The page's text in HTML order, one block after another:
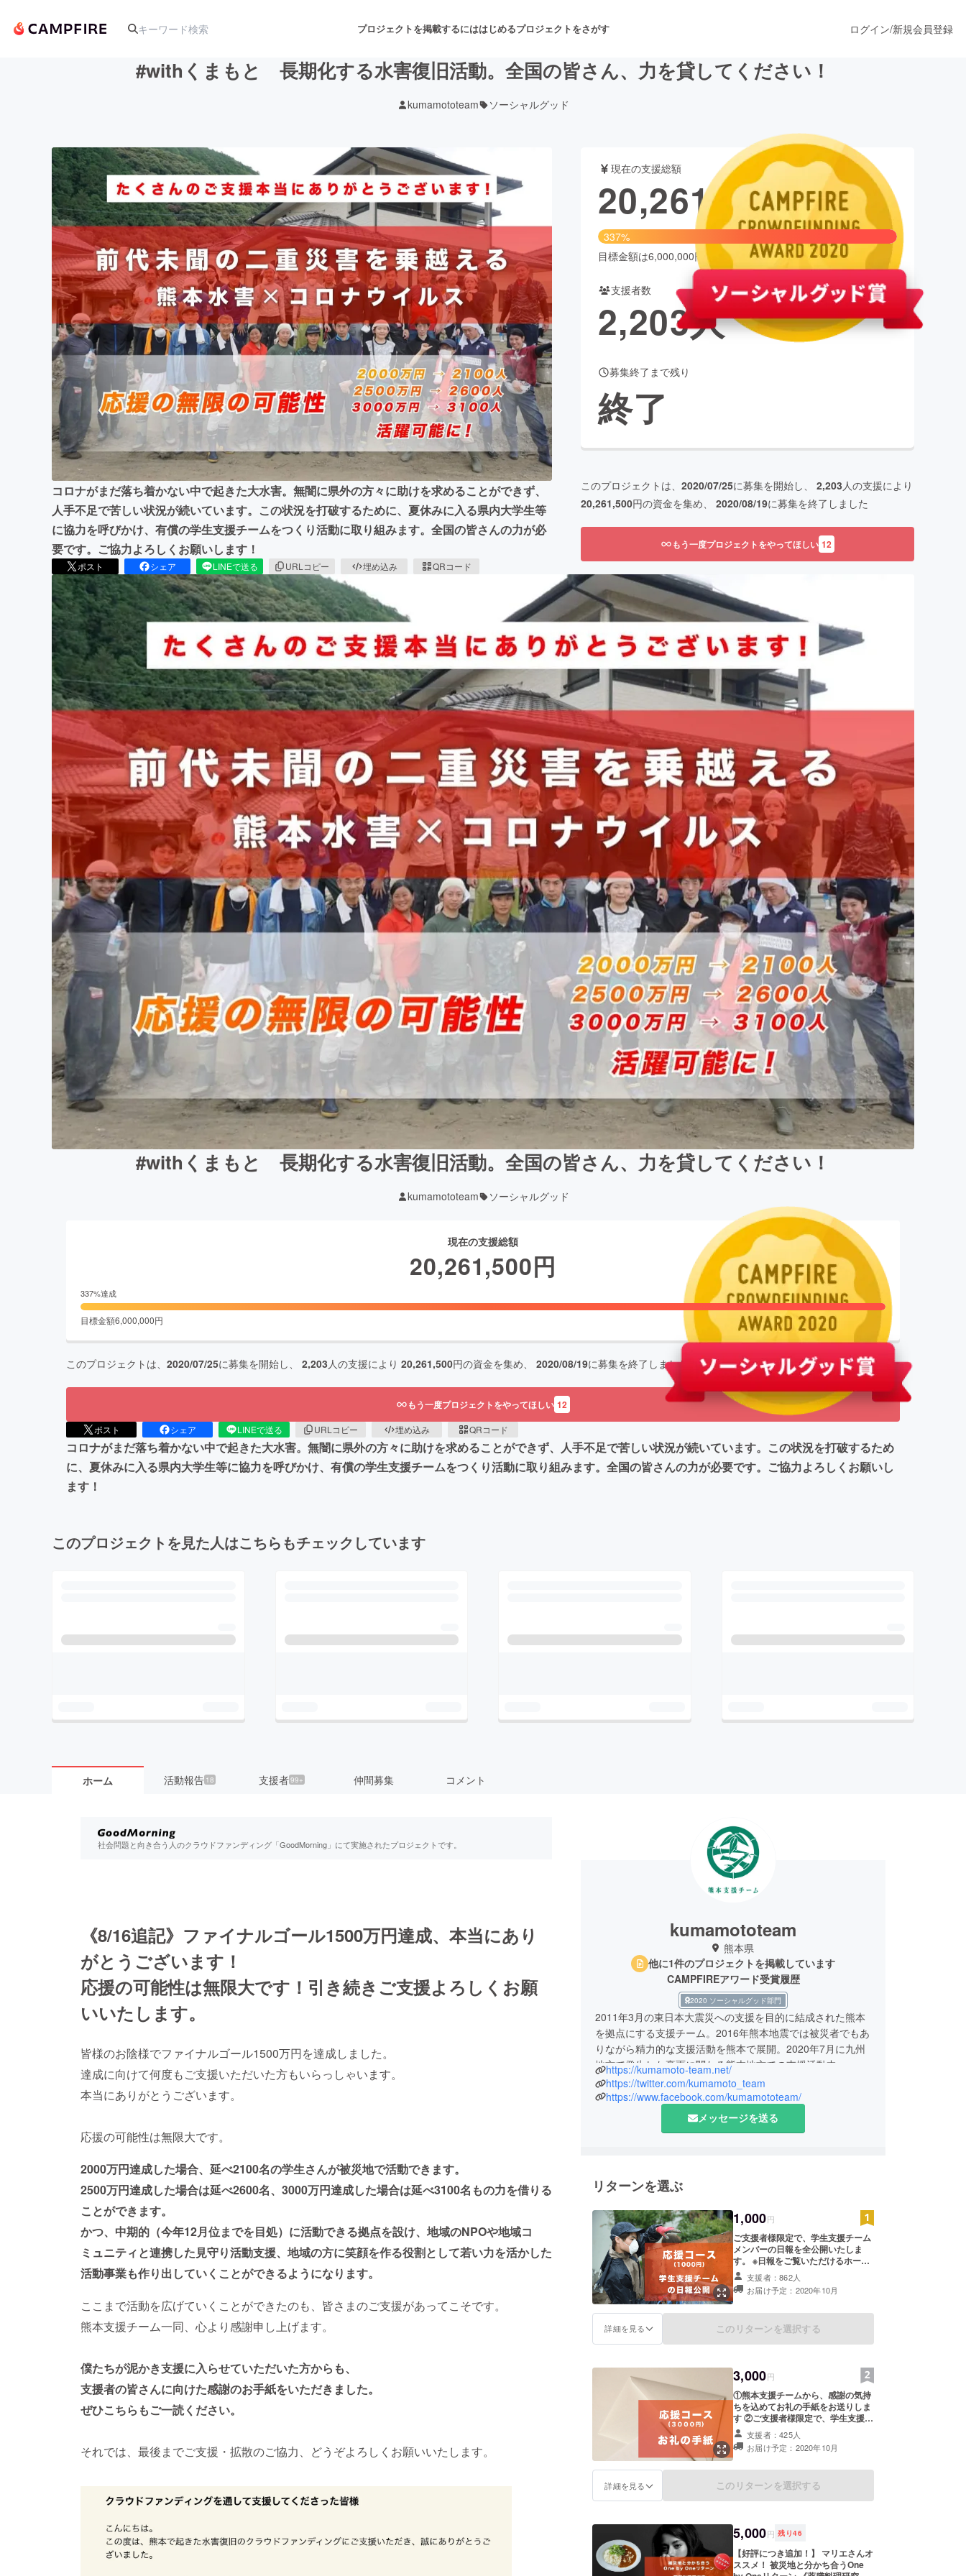
プロジェクトを掲載するにははじめるプロジェクトをさがす
アート・写真 音楽 舞台・パフォーマンス プロダクト
テクノロジー・ガジェット ゲーム・サービス開発 フード・飲食店 ファッション
映像・映画 書籍・雑誌出版 アニメ・漫画 スポーツ
ビジネス・起業 チャレンジ ビューティー・ヘルスケア ソーシャルグッド
まちづくり・地域活性化
CAMPFIRE for Social GoodCAMPFIRE Creation
CAMPFIREふるさと納税machi-yaコミュニティ
ログイン/新規会員登録
#withくまもと 長期化する水害復旧活動。全国の皆さん、力を貸してください！
kumamototeam ソーシャルグッド
コロナがまだ落ち着かない中で起きた大水害。無闇に県外の方々に助けを求めることができず、
人手不足で苦しい状況が続いています。この状況を打破するために、夏休みに入る県内大学生等
に協力を呼びかけ、有償の学生支援チームをつくり活動に取り組みます。全国の皆さんの力が必
要です。ご協力よろしくお願いします！
ポスト シェア LINEで送る URLコピー 埋め込み QRコード
現在の支援総額
20,261,500円
337%
目標金額は6,000,000円
支援者数
2,203人
募集終了まで残り
終了
このプロジェクトは、 2020/07/25に募集を開始し、 2,203人の支援により
20,261,500円の資金を集め、 2020/08/19に募集を終了しました
もう一度プロジェクトをやってほしい 12
#withくまもと 長期化する水害復旧活動。全国の皆さん、力を貸してください！
kumamototeam ソーシャルグッド
現在の支援総額
20,261,500円
337%達成 終了
目標金額6,000,000円 支援者数 2,203
このプロジェクトは、 2020/07/25に募集を開始し、 2,203人の支援により 20,261,500円の資金を集め、 2020/08/19に募集を終了しました
もう一度プロジェクトをやってほしい 12
ポスト シェア LINEで送る URLコピー 埋め込み QRコード
コロナがまだ落ち着かない中で起きた大水害。無闇に県外の方々に助けを求めることができず、人手不足で苦しい状況が続いています。この状況を打破するため
に、夏休みに入る県内大学生等に協力を呼びかけ、有償の学生支援チームをつくり活動に取り組みます。全国の皆さんの力が必要です。ご協力よろしくお願いし
ます！
このプロジェクトを見た人はこちらもチェックしています
ホーム 活動報告 18 支援者99+ 仲間募集 コメント
社会問題と向き合う人のクラウドファンディング「GoodMorning」にて実施されたプロジェクトです。
《8/16追記》ファイナルゴール1500万円達成、本当にあり
がとうございます！
応援の可能性は無限大です！引き続きご支援よろしくお願
いいたします。
皆様のお陰様でファイナルゴール1500万円を達成しました。
達成に向けて何度もご支援いただいた方もいらっしゃいます。
本当にありがとうございます。
応援の可能性は無限大です。
2000万円達成した場合、延べ2100名の学生さんが被災地で活動できます。
2500万円達成した場合は延べ2600名、3000万円達成した場合は延べ3100名もの力を借りる
ことができます。
かつ、中期的（今年12月位までを目処）に活動できる拠点を設け、地域のNPOや地域コ
ミュニティと連携した見守り活動支援、地域の方に笑顔を作る役割として若い力を活かした
活動事業も作り出していくことができるようになります。
ここまで活動を広げていくことができたのも、皆さまのご支援があってこそです。
熊本支援チーム一同、心より感謝申し上げます。
僕たちが泥かき支援に入らせていただいた方からも、
支援者の皆さんに向けた感謝のお手紙をいただきました。
ぜひこちらもご一読ください。
それでは、最後までご支援・拡散のご協力、どうぞよろしくお願いいたします。
kumamototeam
熊本県
他に1件のプロジェクトを掲載しています
CAMPFIREアワード受賞履歴
2020 ソーシャルグッド部門
2011年3月の東日本大震災への支援を目的に結成された熊本
を拠点にする支援チーム。2016年熊本地震では被災者でもあ
りながら精力的な支援活動を熊本で展開。2020年7月に九州
地方で発生した豪雨に関わる熊本地方での支援活動中。
https://kumamoto-team.net/
https://twitter.com/kumamoto_team
https://www.facebook.com/kumamototeam/
メッセージを送る
リターンを選ぶ
1,000円
ご支援者様限定で、学生支援チーム
メンバーの日報を全公開いたしま
す。 ※日報をご覧いただけるホーム
ページURL、パスワードをメールに
てお送りします。
支援者：862人
お届け予定：2020年10月
詳細を見る このリターンを選択する
3,000円
①熊本支援チームから、感謝の気持
ちを込めてお礼の手紙をお送りしま
す ②ご支援者様限定で、学生支援
チームメンバーの日報を全公開いた
します。 ※日報をご覧いただける
ホームページURL、パスワードを
支援者：425人
お届け予定：2020年10月
詳細を見る このリターンを選択する
5,000円 残り46
【好評につき追加！】 マリエさんオ
ススメ！ 被災地と分かち合うOne